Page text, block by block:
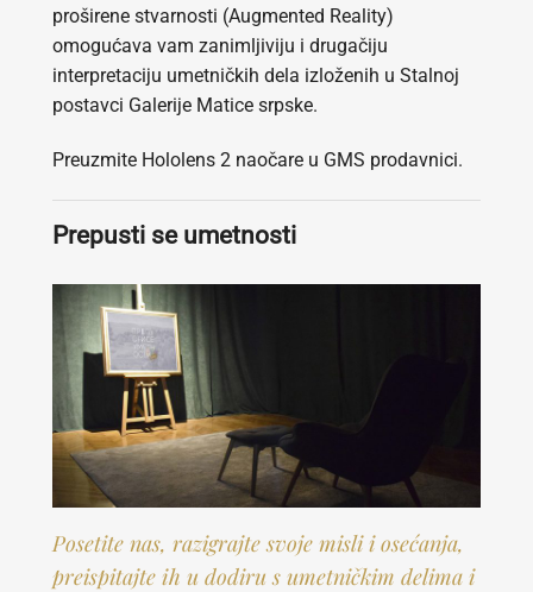
proširene stvarnosti (Augmented Reality)
omogućava vam zanimljiviju i drugačiju
interpretaciju umetničkih dela izloženih u Stalnoj
postavci Galerije Matice srpske.
Preuzmite Hololens 2 naočare u GMS prodavnici.
Prepusti se umetnosti
Posetite nas, razigrajte svoje misli i osećanja,
preispitajte ih u dodiru s umetničkim delima i